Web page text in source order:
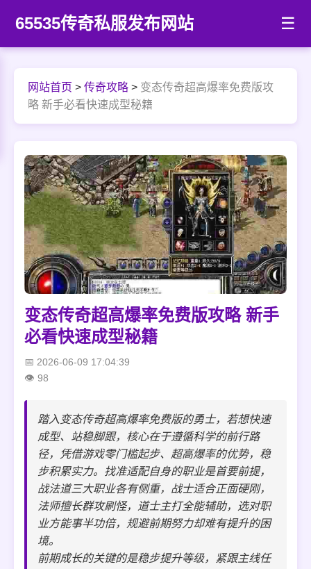
65535传奇私服发布网站 ☰
网站首页 > 传奇攻略 > 变态传奇超高爆率免费版攻
略 新手必看快速成型秘籍
变态传奇超高爆率免费版攻略 新手
必看快速成型秘籍
2026-06-09 17:04:39
98
踏入变态传奇超高爆率免费版的勇士，若想快速
成型、站稳脚跟，核心在于遵循科学的前行路
径，凭借游戏零门槛起步、超高爆率的优势，稳
步积累实力。找准适配自身的职业是首要前提，
战法道三大职业各有侧重，战士适合正面硬刚，
法师擅长群攻刷怪，道士主打全能辅助，选对职
业方能事半功倍，规避前期努力却难有提升的困
境。
前期成长的关键的是稳步提升等级，紧跟主线任